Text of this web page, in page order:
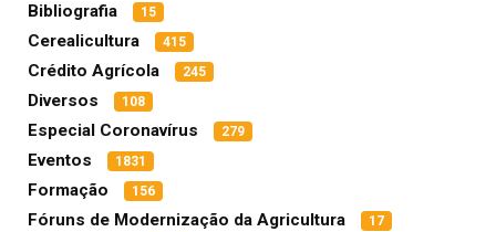
Bibliografia 15
Cerealicultura 415
Crédito Agrícola 245
Diversos 108
Especial Coronavírus 279
Eventos 1831
Formação 156
Fóruns de Modernização da Agricultura 17